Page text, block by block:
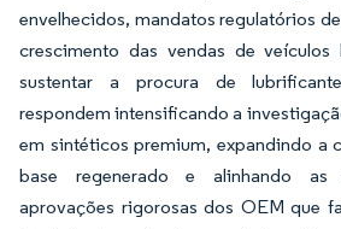
envelhecidos, mandatos regulatórios
crescimento das vendas de
sustentar a procura de
respondem intensificando a
em sintéticos premium, expandindo a
base regenerado e alinhando as
aprovações rigorosas dos OEM que